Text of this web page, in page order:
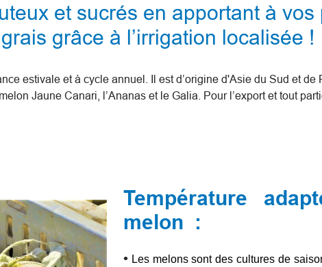
et sucrés en apportant à
grâce à l’irrigation localisée !
estivale et à cycle annuel. Il est d’origine d'Asie du Sud et
Jaune Canari, l’Ananas et le Galia. Pour l’export et tout
Température
melon :
• Les melons sont des cultures de